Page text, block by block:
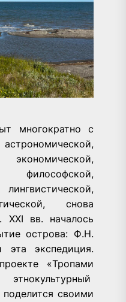
многократно с
снова
вв. началось
острова: Ф.Н.
экспедиция.
«Тропами
своими